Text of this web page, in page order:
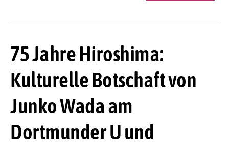
75 Jahre Hiroshima:
Kulturelle Botschaft von
Junko Wada am
Dortmunder U und